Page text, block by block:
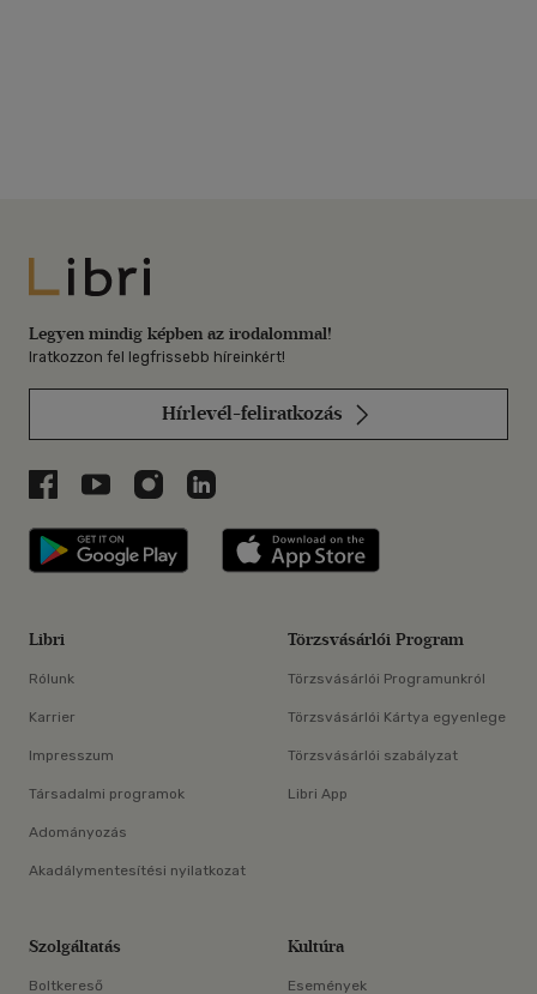
Libri
Legyen mindig képben az irodalommal!
Iratkozzon fel legfrissebb híreinkért!
Hírlevél-feliratkozás
Libri a Facebookon
Libri a Youtube-on
Libri az Instagramon
Libri a LinkedInen
Libri applikáció Szerezd meg: Google
Libri
Rólunk
Karrier
Impresszum
Társadalmi programok
Adományozás
Akadálymentesítési nyilatkozat
Törzsvásárlói Program
Törzsvásárlói Programunkról
Törzsvásárlói Kártya egyenlege
Törzsvásárlói szabályzat
Libri App
Szolgáltatás
Boltkereső
Kultúra
Események